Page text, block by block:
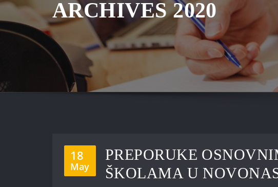
ARCHIVES 2020
18
May
PREPORUKE
ŠKOLAMA U